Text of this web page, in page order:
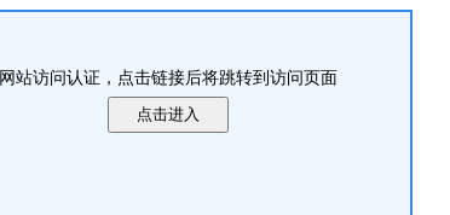
网站访问认证，点击链接后将跳转到访问页面